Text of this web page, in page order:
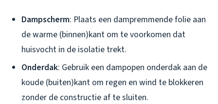
Dampscherm: Plaats een dampremmende folie aan
de warme (binnen)kant om te voorkomen dat
huisvocht in de isolatie trekt.
Onderdak: Gebruik een dampopen onderdak aan de
koude (buiten)kant om regen en wind te blokkeren
zonder de constructie af te sluiten.